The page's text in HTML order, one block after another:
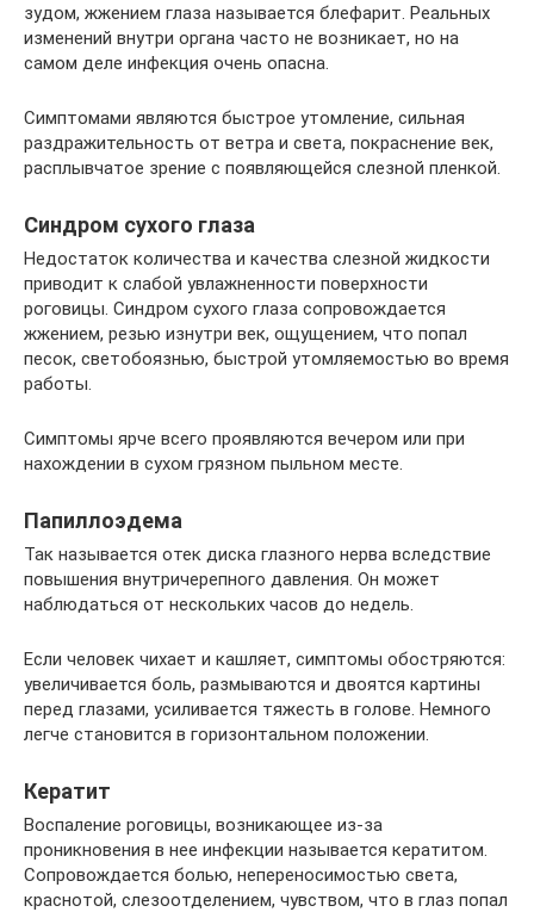
зудом, жжением глаза называется блефарит. Реальных
изменений внутри органа часто не возникает, но на
самом деле инфекция очень опасна.
Симптомами являются быстрое утомление, сильная
раздражительность от ветра и света, покраснение век,
расплывчатое зрение с появляющейся слезной пленкой.
Синдром сухого глаза
Недостаток количества и качества слезной жидкости
приводит к слабой увлажненности поверхности
роговицы. Синдром сухого глаза сопровождается
жжением, резью изнутри век, ощущением, что попал
песок, светобоязнью, быстрой утомляемостью во время
работы.
Симптомы ярче всего проявляются вечером или при
нахождении в сухом грязном пыльном месте.
Папиллоэдема
Так называется отек диска глазного нерва вследствие
повышения внутричерепного давления. Он может
наблюдаться от нескольких часов до недель.
Если человек чихает и кашляет, симптомы обостряются:
увеличивается боль, размываются и двоятся картины
перед глазами, усиливается тяжесть в голове. Немного
легче становится в горизонтальном положении.
Кератит
Воспаление роговицы, возникающее из-за
проникновения в нее инфекции называется кератитом.
Сопровождается болью, непереносимостью света,
краснотой, слезоотделением, чувством, что в глаз попал